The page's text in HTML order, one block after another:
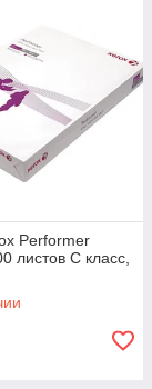
Performer
листов С класс,